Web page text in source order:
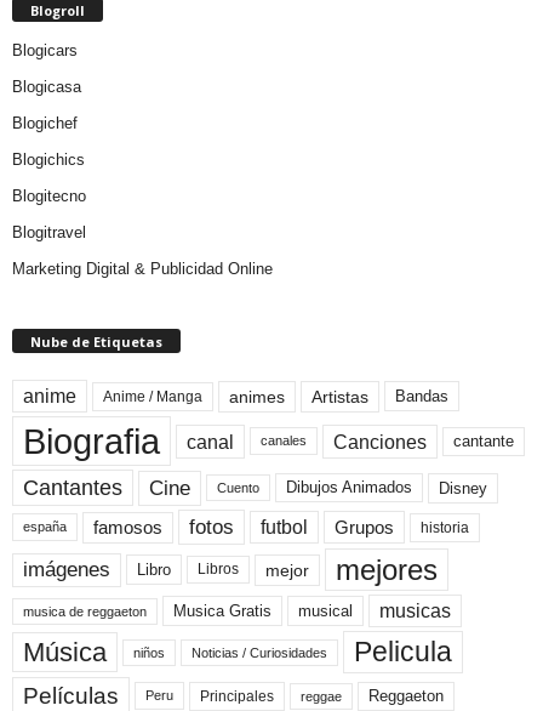
Blogroll
Blogicars
Blogicasa
Blogichef
Blogichics
Blogitecno
Blogitravel
Marketing Digital & Publicidad Online
Nube de Etiquetas
anime Anime / Manga animes Artistas Bandas
Biografia canal canales Canciones cantante
Cantantes Cine Cuento Dibujos Animados Disney
españa famosos fotos futbol Grupos historia
imágenes Libro Libros mejor mejores
musica de reggaeton Musica Gratis musical musicas
Música niños Noticias / Curiosidades Pelicula
Películas Peru Principales reggae Reggaeton